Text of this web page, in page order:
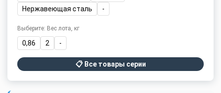
Нержавеющая сталь
-
Выберите: Вес лота, кг
0,86 2 -
📋 Все товары серии